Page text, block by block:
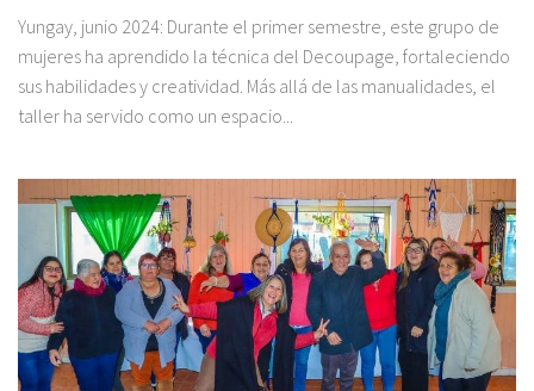
Yungay, junio 2024: Durante el primer semestre, este grupo de
mujeres ha aprendido la técnica del Decoupage, fortaleciendo
sus habilidades y creatividad. Más allá de las manualidades, el
taller ha servido como un espacio...